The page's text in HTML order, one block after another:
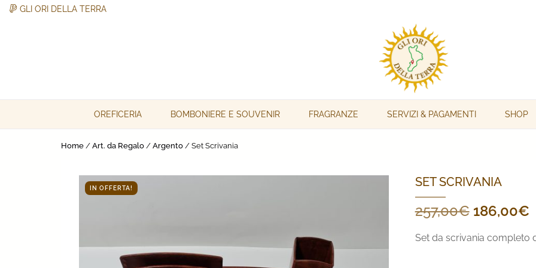
GLI ORI DELLA TERRA
Gli Ori della Terra
OREFICERIA BOMBONIERE E SOUVENIR FRAGRANZE SERVIZI & PAGAMENTI SHOP
Home / Art. da Regalo / Argento / Set Scrivania
IN OFFERTA! SET SCRIVANIA
257,00€ Il
prezzo
186,00€Il
Set da scrivania completo